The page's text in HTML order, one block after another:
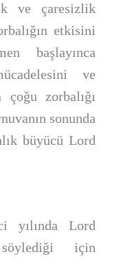
ve çaresizlik
etkisini
başlayınca
ve
çoğu zorbalığı
sonunda
büyücü Lord
yılında Lord
söylediği için